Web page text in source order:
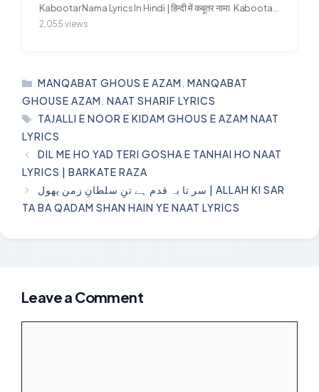
2,055 views
CATEGORIES
MANQABAT GHOUS E AZAM ,MANQABAT
GHOUSE AZAM , NAAT SHARIF LYRICS
TAGS
TAJALLI E NOOR E KIDAM GHOUS E AZAM NAAT
LYRICS
DIL ME HO YAD TERI GOSHA E TANHAI HO NAAT
LYRICS | BARKATE RAZA
سر تا بہ قدم ہے تنِ سلطانِ زمن پھول | ALLAH KI SAR
TA BA QADAM SHAN HAIN YE NAAT LYRICS
Leave a Comment